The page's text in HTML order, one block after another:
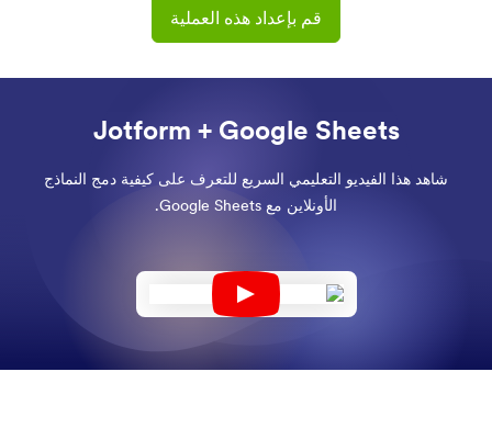
قم بإعداد هذه العملية
Jotform + Google Sheets
شاهد هذا الفيديو التعليمي السريع للتعرف على كيفية دمج النماذج
الأونلاين مع Google Sheets.